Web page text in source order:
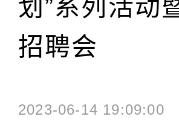
划”系列活动
招聘会
2023-06-14 19:09:00